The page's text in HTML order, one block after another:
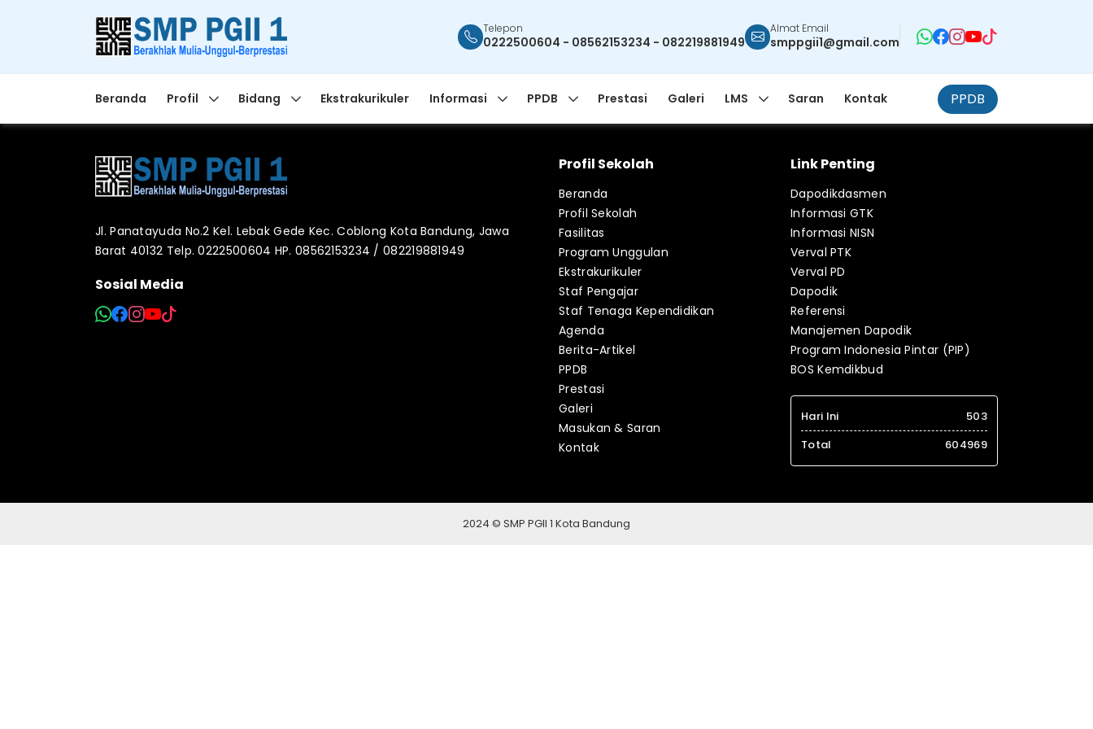
Telepon
0222500604 - 08562153234 - 082219881949
Almat Email
smppgii1@gmail.com
Beranda Profil Bidang Ekstrakurikuler Informasi PPDB Prestasi Galeri LMS Saran Kontak PPDB
Jl. Panatayuda No.2 Kel. Lebak Gede Kec. Coblong Kota Bandung, Jawa
Barat 40132 Telp. 0222500604 HP. 08562153234 / 082219881949
Sosial Media
Profil Sekolah
Beranda
Profil Sekolah
Fasilitas
Program Unggulan
Ekstrakurikuler
Staf Pengajar
Staf Tenaga Kependidikan
Agenda
Berita-Artikel
PPDB
Prestasi
Galeri
Masukan & Saran
Kontak
Link Penting
Dapodikdasmen
Informasi GTK
Informasi NISN
Verval PTK
Verval PD
Dapodik
Referensi
Manajemen Dapodik
Program Indonesia Pintar (PIP)
BOS Kemdikbud
Hari Ini
503
Total
604969
2024 © SMP PGII 1 Kota Bandung